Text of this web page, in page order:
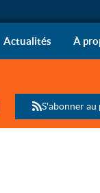
sur
Actualités À
Télécharger
S'abonner au